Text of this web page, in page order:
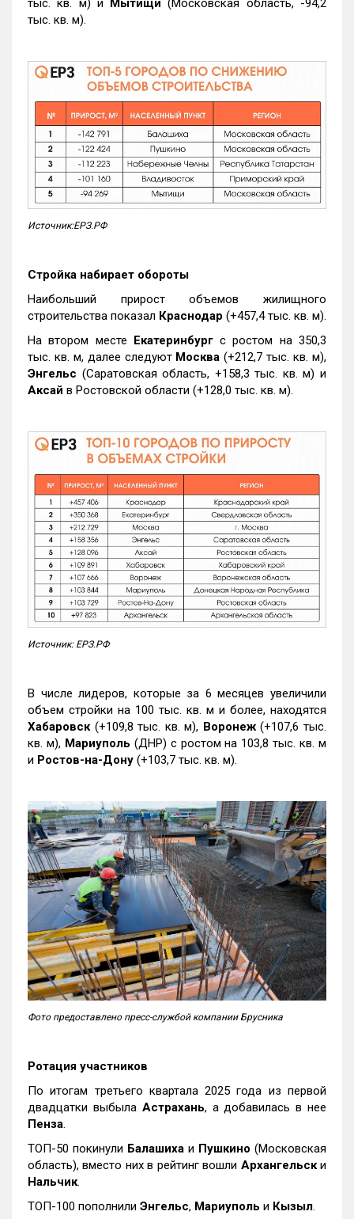
тыс. кв. м) и Мытищи (Московская область, -94,2
тыс. кв. м).
Источник:ЕРЗ.РФ
Стройка набирает обороты
Наибольший прирост объемов жилищного
строительства показал Краснодар (+457,4 тыс. кв. м).
На втором месте Екатеринбургс ростом на 350,3
тыс. кв. м, далее следуют Москва (+212,7 тыс. кв. м),
Энгельс (Саратовская область, +158,3 тыс. кв. м) и
Аксай в Ростовской области (+128,0 тыс. кв. м).
Источник: ЕРЗ.РФ
В числе лидеров, которые за 6 месяцев увеличили
объем стройки на 100 тыс. кв. м и более, находятся
Хабаровск (+109,8 тыс. кв. м), Воронеж(+107,6 тыс.
кв. м), Мариуполь (ДНР) с ростом на 103,8 тыс. кв. м
и Ростов-на-Дону (+103,7 тыс. кв. м).
Фото предоставлено пресс-службой компании Брусника
Ротация участников
По итогам третьего квартала 2025 года из первой
двадцатки выбыла Астрахань, а добавилась в нее
Пенза.
ТОП-50 покинули Балашиха и Пушкино (Московская
область), вместо них в рейтинг вошли Архангельски
Нальчик.
ТОП-100 пополнили Энгельс, Мариуполь и Кызыл.